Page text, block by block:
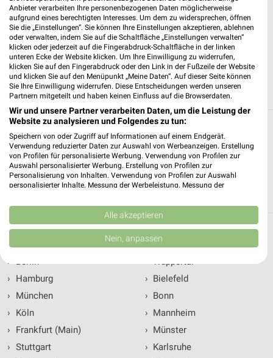
7 km
Premio Tuning Autozubehörkatalog 2026
Gültig 2026
ALLE PROSPEKTE
Alle Filialen, Adressen und Öffnungszeiten
von Auto Scholz
Auf dieser Seite siehst Du alle Filialen von Auto Scholz. Erhalte
eine Übersicht über die Filialen von Auto Scholz und finde den
Top Städte
› Berlin
›
Hamburg
›
München
›
Köln
›
Frankfurt (Main)
› Stuttgart
› Wuppertal
› Bielefeld
› Bonn
› Mannheim
› Münster
› Karlsruhe
Anbieter verarbeiten Ihre personenbezogenen Daten möglicherweise
aufgrund eines berechtigten Interesses. Um dem zu widersprechen, öffnen
Sie die „Einstellungen“. Sie können Ihre Einstellungen akzeptieren, ablehnen
oder verwalten, indem Sie auf die Schaltfläche „Einstellungen verwalten“
klicken oder jederzeit auf die Fingerabdruck-Schaltfläche in der linken
unteren Ecke der Website klicken. Um Ihre Einwilligung zu widerrufen,
klicken Sie auf den Fingerabdruck oder den Link in der Fußzeile der Website
und klicken Sie auf den Menüpunkt „Meine Daten“. Auf dieser Seite können
Sie Ihre Einwilligung widerrufen. Diese Entscheidungen werden unseren
Partnern mitgeteilt und haben keinen Einfluss auf die Browserdaten.
Wir und unsere Partner verarbeiten Daten, um die Leistung der
Website zu analysieren und Folgendes zu tun:
Speichern von oder Zugriff auf Informationen auf einem Endgerät.
Verwendung reduzierter Daten zur Auswahl von Werbeanzeigen. Erstellung
von Profilen für personalisierte Werbung. Verwendung von Profilen zur
Auswahl personalisierter Werbung. Erstellung von Profilen zur
Personalisierung von Inhalten. Verwendung von Profilen zur Auswahl
personalisierter Inhalte. Messung der Werbeleistung. Messung der
Kombinationen von Daten aus verschiedenen Quellen. Entwicklung und
Verbesserung der Angebote. Verwendung reduzierter Daten zur Auswahl
von Inhalten.
Daten können außerhalb der Europäischen Union weitergegeben und in die
Website/App.
Partnerliste anzeigen (1 IAB-Anbieter)
Wir nutzen Ihre Daten für folgende Zwecke:
IAB-Verarbeitungszwecke:
Speichern von oder Zugriff auf Informationen
auf einem Endgerät
Alle akzeptieren
Nein, anpassen